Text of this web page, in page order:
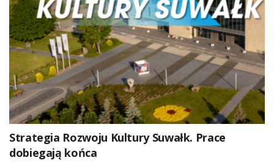
Strategia Rozwoju Kultury Suwałk. Prace
dobiegają końca